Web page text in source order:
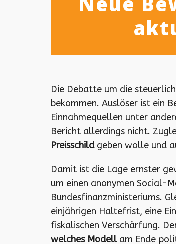
Die Debatte um die
bekommen. Auslöser ist ein
Einnahmequellen unter
Bericht allerdings nicht.
Preisschildgeben wolle und
Damit ist die Lage ernster
um einen anonymen Social-
Bundesfinanzministeriums.
einjährigen Haltefrist, eine
fiskalischen Verschärfung.
welches Modellam Ende